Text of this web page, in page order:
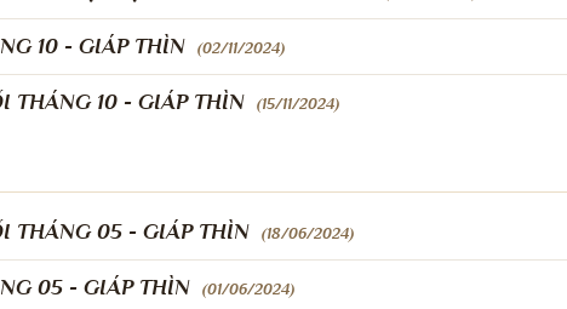
10 - GIÁP THÌN (02/11/2024)
THÁNG 10 - GIÁP THÌN (15/11/2024)
THÁNG 05 - GIÁP THÌN (18/06/2024)
05 - GIÁP THÌN (01/06/2024)